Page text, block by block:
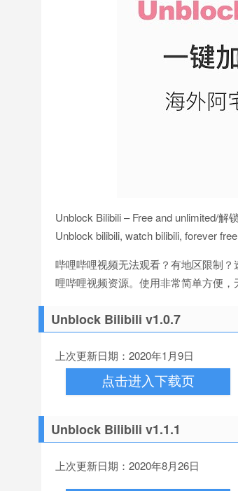
Unblock Bilibili – Free and unlimited/解
Unblock bilibili, watch bilibili, forever
哔哩哔哩视频无法观看？有地区限制
哩哔哩视频资源。使用非常简单方便，
Unblock Bilibili v1.0.7
上次更新日期：2020年1月9日
点击进入下载页
Unblock Bilibili v1.1.1
上次更新日期：2020年8月26日